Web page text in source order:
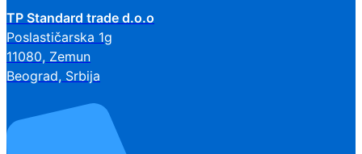
TP Standard trade d.o.o
Poslastičarska 1g
11080, Zemun
Beograd, Srbija